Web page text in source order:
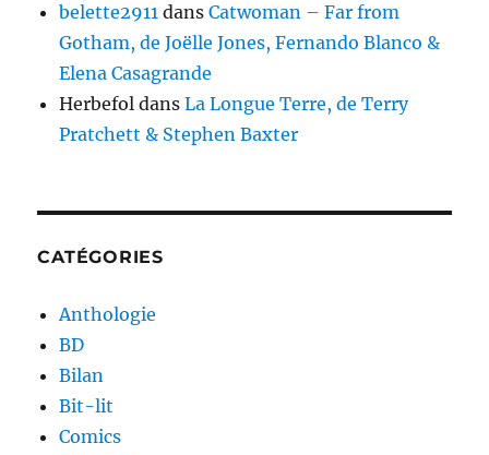
belette2911 dansCatwoman – Far from
Gotham, de Joëlle Jones, Fernando Blanco &
Elena Casagrande
Herbefol dansLa Longue Terre, de Terry
Pratchett & Stephen Baxter
CATÉGORIES
Anthologie
BD
Bilan
Bit-lit
Comics